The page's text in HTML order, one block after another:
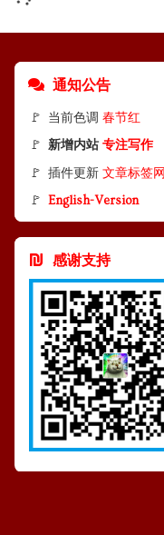
通知公告
🚩 当前色调 春节红
🚩 新增内站 专注写作
🚩 插件更新 文章标签网
🚩 English-Version
感谢支持